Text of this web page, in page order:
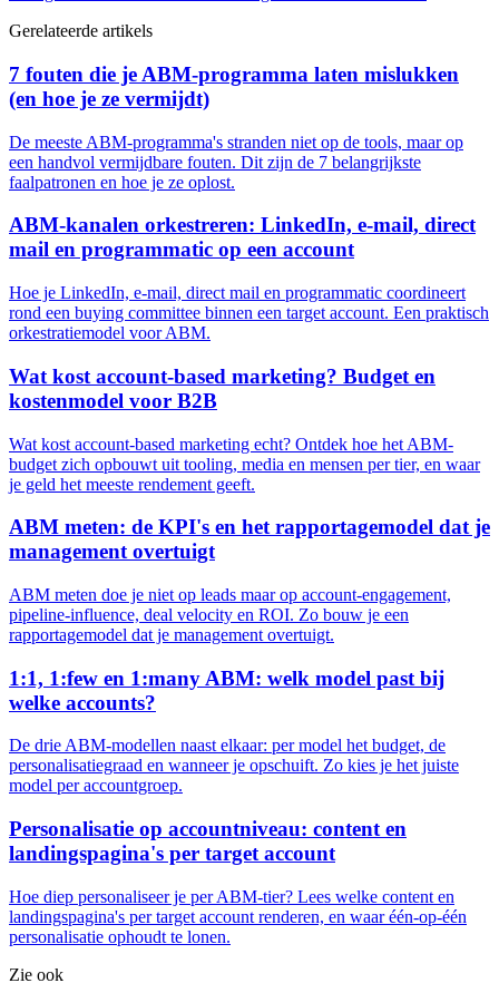
Gerelateerde artikels
7 fouten die je ABM-programma laten mislukken
(en hoe je ze vermijdt)
De meeste ABM-programma's stranden niet op de tools, maar op
een handvol vermijdbare fouten. Dit zijn de 7 belangrijkste
faalpatronen en hoe je ze oplost.
ABM-kanalen orkestreren: LinkedIn, e-mail, direct
mail en programmatic op een account
Hoe je LinkedIn, e-mail, direct mail en programmatic coordineert
rond een buying committee binnen een target account. Een praktisch
orkestratiemodel voor ABM.
Wat kost account-based marketing? Budget en
kostenmodel voor B2B
Wat kost account-based marketing echt? Ontdek hoe het ABM-
budget zich opbouwt uit tooling, media en mensen per tier, en waar
je geld het meeste rendement geeft.
ABM meten: de KPI's en het rapportagemodel dat je
management overtuigt
ABM meten doe je niet op leads maar op account-engagement,
pipeline-influence, deal velocity en ROI. Zo bouw je een
rapportagemodel dat je management overtuigt.
1:1, 1:few en 1:many ABM: welk model past bij
welke accounts?
De drie ABM-modellen naast elkaar: per model het budget, de
personalisatiegraad en wanneer je opschuift. Zo kies je het juiste
model per accountgroep.
Personalisatie op accountniveau: content en
landingspagina's per target account
Hoe diep personaliseer je per ABM-tier? Lees welke content en
landingspagina's per target account renderen, en waar één-op-één
personalisatie ophoudt te lonen.
Zie ook